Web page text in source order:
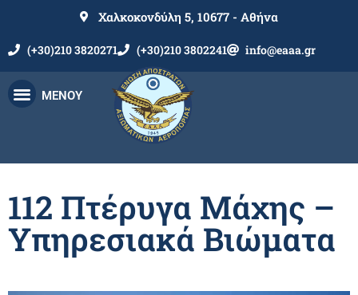
Χαλκοκονδύλη 5, 10677 - Αθήνα
(+30)210 3820271 (+30)210 3802241 info@eaaa.gr
ΜΕΝΟΥ
112 Πτέρυγα Μάχης –
Υπηρεσιακά Βιώματα